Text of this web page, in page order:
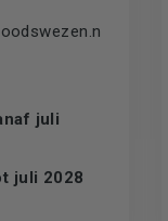
juli
juli 2028